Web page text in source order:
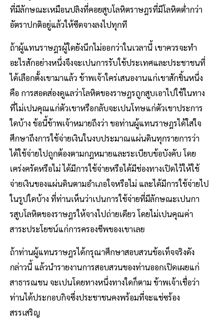
ที่มีลักษณะเหมือนปลิงที่คอยสูบโลหิตราษฎรที่มีโลหิตต่ำกว่า
อัตราปกติอยู่แล้วให้ซีดจางลงไปทุกที
ถ้าผู้แทนราษฎรผู้ใดยังนึกไม่ออกว่าในเวลานี้ เขาควรจะทำ
อะไรสักอย่างหนึ่งจึงจะเปนการรับใช้ประเทศและประชาชนที่
ได้เลือกตั้งเขามาแล้ว ข้าพเจ้าใคร่เสนองานแก่เขาสักชิ้นหนึ่ง
คือ การสอดส่องดูแลว่าโลหิตของราษฎรถูกสูบเอาไปใช้ในทาง
ที่ไม่เปนคุณแก่ตัวเขาหรือกลับจะเปนโทษแก่ตัวเขาประการ
ใดบ้าง ข้อนี้ข้าพเจ้าหมายถึงว่า ขอท่านผู้แทนราษฎรได้ใส่ใจ
ศึกษาถึงการใช้จ่ายเงินในงบประมาณแผ่นดินทุกรายการว่า
ได้ใช้จ่ายไปถูกต้องตามกฎหมายและระเบียบข้อบังคับ โดย
เคร่งครัดหรือไม่ ได้มีการใช้จ่ายหรือได้มีช่องทางเปิดไว้ให้ใช้
จ่ายเงินของแผ่นดินตามอำเภอใจหรือไม่ และได้มีการใช้จ่ายไป
ในรูปใดบ้าง ที่ท่านเห็นว่าเปนการใช้จ่ายที่มีลักษณะเปนกา
รสูบโลหิตของราษฎรให้จางไปถ่ายเดียว โดยไม่เปนคุณค่า
สาระประโยชน์แก่การครองชีพของเขาเลย
ถ้าท่านผู้แทนราษฎรได้กรุณาศึกษาสอบสวนข้อเท็จจริงดัง
กล่าวนี้ แล้วนำรายงานการสอบสวนของท่านออกเปิดเผยแก่
สาธารณชน จะเปนโดยทางหนึ่งทางใดก็ตาม ข้าพเจ้าเชื่อว่า
ท่านได้ประกอบกิจซึ่งประชาชนคงพร้อมที่จะแช่ซร้อง
สรรเสริญ